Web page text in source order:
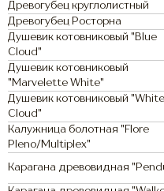
Древогубец круглолистный
Древогубец Росторна
Душевик котовниковый "Blue
Cloud"
Душевик котовниковый
"Marvelette White"
Душевик котовниковый "White
Cloud"
Калужница болотная "Flore
Pleno/Multiplex"
Карагана древовидная